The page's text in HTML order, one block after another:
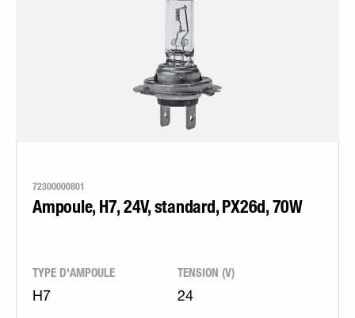
72300000801
Ampoule, H7, 24V, standard, PX26d, 70W
TYPE D'AMPOULE
H7
TENSION (V)
24